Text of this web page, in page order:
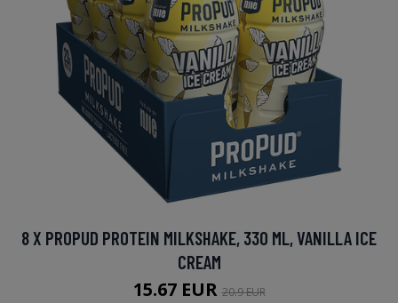
8 X PROPUD PROTEIN MILKSHAKE, 330 ML, VANILLA ICE
CREAM
15.67 EUR20.9 EUR